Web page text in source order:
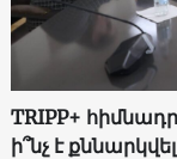
TRIPP+
ի՞նչ է քննարկվել